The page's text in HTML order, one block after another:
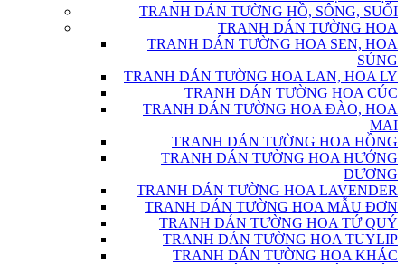
TRANH DÁN TƯỜNG HỒ, SÔNG, SUỐI
TRANH DÁN TƯỜNG HOA
TRANH DÁN TƯỜNG HOA SEN, HOA
SÚNG
TRANH DÁN TƯỜNG HOA LAN, HOA LY
TRANH DÁN TƯỜNG HOA CÚC
TRANH DÁN TƯỜNG HOA ĐÀO, HOA
MAI
TRANH DÁN TƯỜNG HOA HỒNG
TRANH DÁN TƯỜNG HOA HƯỚNG
DƯƠNG
TRANH DÁN TƯỜNG HOA LAVENDER
TRANH DÁN TƯỜNG HOA MẪU ĐƠN
TRANH DÁN TƯỜNG HOA TỨ QUÝ
TRANH DÁN TƯỜNG HOA TUYLIP
TRANH DÁN TƯỜNG HOA KHÁC